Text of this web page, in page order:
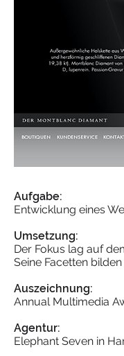
Aufgabe:
Entwicklung eines
Umsetzung:
Der Fokus lag auf
Seine Facetten
Auszeichnung:
Annual Multimedia
Agentur:
Elephant Seven in